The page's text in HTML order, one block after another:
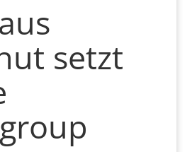
setzt